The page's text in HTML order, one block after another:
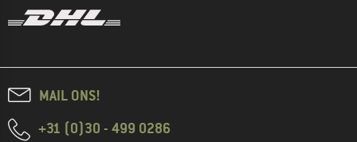
MAIL ONS!
+31 (0)30 - 499 0286